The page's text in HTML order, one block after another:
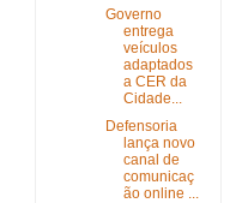
Governo
entrega
veículos
adaptados
a CER da
Cidade...
Defensoria
lança novo
canal de
comunicaç
ão online ...